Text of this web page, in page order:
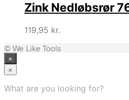
Zink Nedløbsrør
119,95 kr.
© We Like Tools
×
×
What are you looking for?